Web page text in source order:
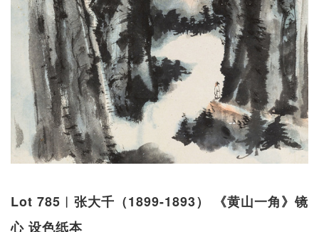
Lot 785︱张大千（1899-1893） 《黄山一角》镜
心 设色纸本